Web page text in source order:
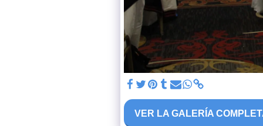
VER LA GALERÍA